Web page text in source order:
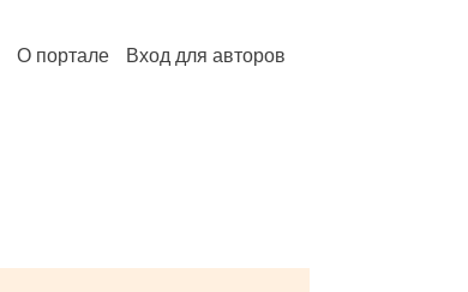
О портале Вход для авторов